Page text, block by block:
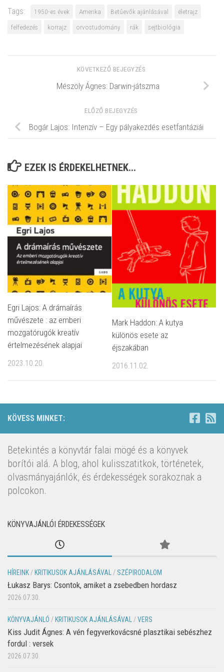
Tags: 1950-es évek Amerika Betűevők ajánlásával
életrajz
felfedezés
korrajz orvostudomány rák sejtbiológia
KÖVETKEZŐ BEJEGYZÉS
Mészöly Ágnes: Darwin-játszma
ELŐZŐ BEJEGYZÉS
Bogár Lajos: Intenzív – Egy pályakezdés esetfantáziái
EZEK IS ÉRDEKELHETNEK...
Egri Lajos: A drámaírás
művészete : az emberi
mozgatórugók kreatív
értelmezésének alapjai
2023.10.20.
Mark Haddon: A ​kutya
különös esete az
éjszakában
2016.11.02.
KÖVESS MINKET:
Betekintés a könyvtár falai mögé és a könyvek
borítói alá. A blog, ahol kulisszatitkok, történetek,
olvasmányajánlók, és érdekességek sorakoznak a
polcokon.
KÖNYVAJÁNLÓI ÉRDEKESSÉGEK
HÍREINK /KRITIKUSOK AJÁNLÁSÁVAL / SZÉPIRODALOM
Łukasz Barys: Csontok, amiket a zsebedben hordasz
2026.07.30.
KÖNYVAJÁNLÓ /KRITIKUSOK AJÁNLÁSÁVAL /VERS
Kiss Judit Ágnes: A vén fegyverkovácsné plasztikai sebészhez
fordul : versek
2026.07.30.